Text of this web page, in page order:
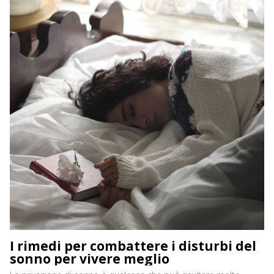
I rimedi per combattere i disturbi del
sonno per vivere meglio